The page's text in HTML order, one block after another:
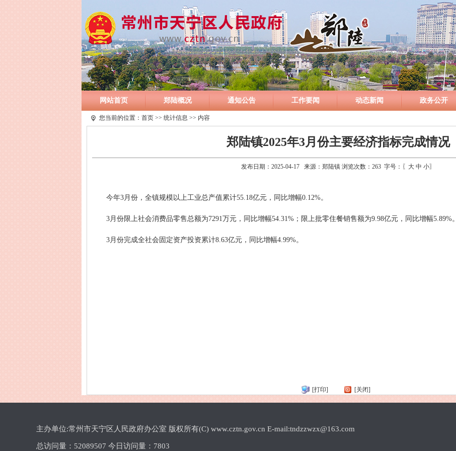
网站首页 郑陆概况 通知公告 工作要闻 动态新闻 政务公开
您当前的位置： 首页 >> 统计信息 >> 内容
郑陆镇2025年3月份主要经济指标完成情况
发布日期：2025-04-17 来源：郑陆镇 浏览次数： 263 字号：〖 大 中 小〗
今年3月份，全镇规模以上工业总产值累计55.18亿元，同比增幅0.12%。
3月份限上社会消费品零售总额为7291万元，同比增幅54.31%；限上批零住餐销售额为9.98亿元，同比增幅5.89%。
3月份完成全社会固定资产投资累计8.63亿元，同比增幅4.99%。
[打印] [关闭]
主办单位:常州市天宁区人民政府办公室 版权所有(C) www.cztn.gov.cn E-mail:tndzzwzx@163.com
总访问量： 52089507 今日访问量： 7803